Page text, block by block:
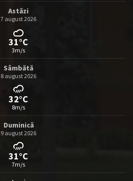
Astăzi
7 august 2026
31°C
3m/s
Sâmbătă
8 august 2026
32°C
8m/s
Duminică
9 august 2026
31°C
7m/s